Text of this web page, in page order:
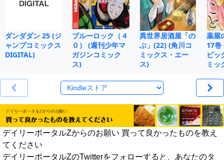
ダンダダン 25 (ジ
ャンプコミックス
DIGITAL)
ブルーロック（４
０） (週刊少年マ
ガジンコミック
ス)
異世界居酒屋「の
ぶ」(22) (角川コ
ミックス・エー
ス)
薬屋
17巻
ビッ
ミッ
デイリーポータルZからのお願い 買って良かったものを教え
てください
デイリーポータルZのTwitterをフォローすると、あなたのタ